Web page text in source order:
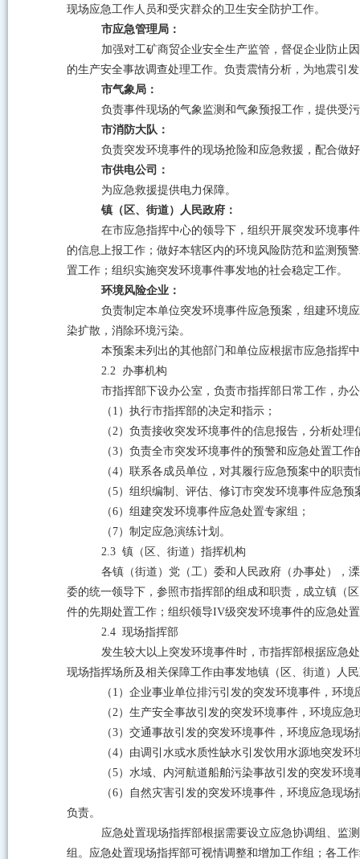
现场应急工作人员和受灾群众的卫生安全防护工作。
市应急管理局：
加强对工矿商贸企业安全生产监管，督促企业防止
的生产安全事故调查处理工作。负责震情分析，为地震引
市气象局：
负责事件现场的气象监测和气象预报工作，提供受
市消防大队：
负责突发环境事件的现场抢险和应急救援，配合做
市供电公司：
为应急救援提供电力保障。
镇（区、街道）人民政府：
在市应急指挥中心的领导下，组织开展突发环境事
的信息上报工作；做好本辖区内的环境风险防范和监测预
置工作；组织实施突发环境事件事发地的社会稳定工作。
环境风险企业：
负责制定本单位突发环境事件应急预案，组建环境
染扩散，消除环境污染。
本预案未列出的其他部门和单位应根据市应急指挥
2.2 办事机构
市指挥部下设办公室，负责市指挥部日常工作，办
（ 1 ）执行市指挥部的决定和指示；
（2）负责接收突发环境事件的信息报告，分析处理
（3）负责全市突发环境事件的预警和应急处置工
（4）联系各成员单位，对其履行应急预案中的职责
（5）组织编制、评估、修订市突发环境事件应急
（6）组建突发环境事件应急处置专家组；
（ 7）制定应急演练计划。
2.3 镇（区、街道）指挥机构
各镇（街道）党（工）委和人民政府（办事处），
委的统一领导下，参照市指挥部的组成和职责，成立镇（
件的先期处置工作；组织领导IV级突发环境事件的应急处
2.4 现场指挥部
发生较大以上突发环境事件时，市指挥部根据应急
现场指挥场所及相关保障工作由事发地镇（区、街道）人
（ 1 ）企业事业单位排污引发的突发环境事件，环
（2）生产安全事故引发的突发环境事件，环境应
（3）交通事故引发的突发环境事件，环境应急现
（4）由调引水或水质性缺水引发饮用水源地突发
（5）水域、内河航道船舶污染事故引发的突发环
（6）自然灾害引发的突发环境事件，环境应急现
负责。
应急处置现场指挥部根据需要设立应急协调组、监
组。应急处置现场指挥部可视情调整和增加工作组；各工